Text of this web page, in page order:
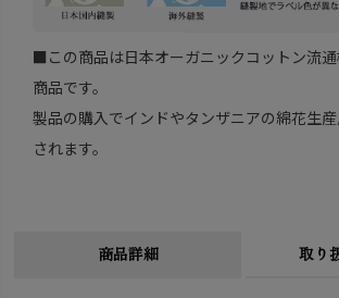
■この商品は日本オーガニックコットン流
商品です。
製品の購入でインドやタンザニアの綿花生
されます。
商品詳細 取り